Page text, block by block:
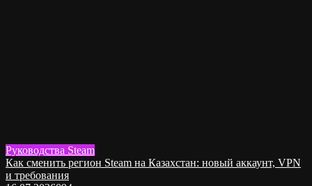
Руководства Steam
Как сменить регион Steam на Казахстан: новый аккаунт, VPN
и требования